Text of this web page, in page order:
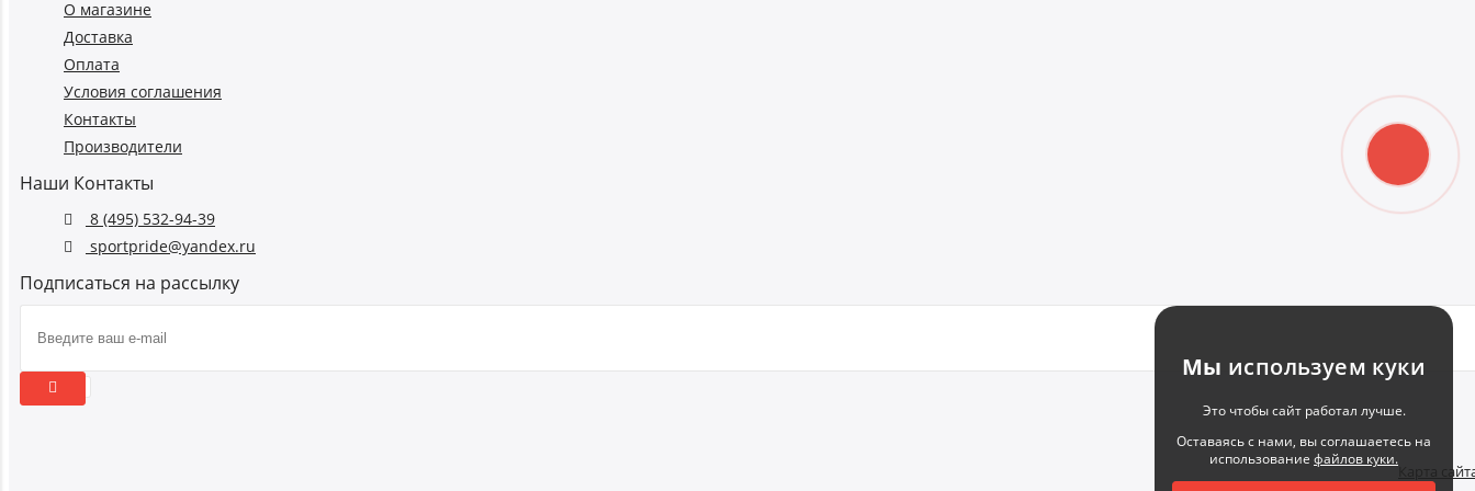
О магазине
Доставка
Оплата
Условия соглашения
Контакты
Производители
Наши Контакты
8 (495) 532-94-39
sportpride@yandex.ru
Подписаться на рассылку
Карта
Мы используем куки
Это чтобы сайт работал лучше.
Оставаясь с нами, вы соглашаетесь на
использование файлов куки.